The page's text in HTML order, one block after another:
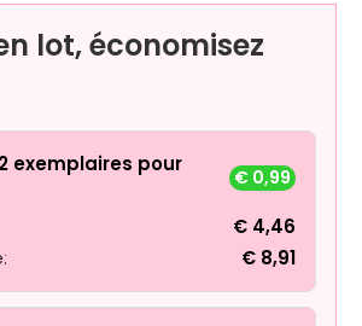
lot, économisez
exemplaires pour
€ 0,99
€ 4,46
€ 8,91